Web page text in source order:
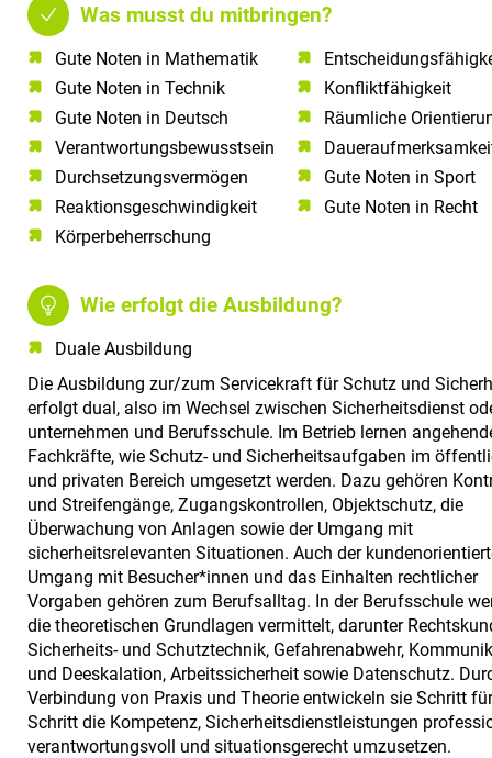
Was musst du mitbringen?
Gute Noten in Mathematik​
Gute Noten in Technik​
Gute Noten in Deutsch​
Verantwortungsbewusstsein​
Durchsetzungsvermögen
Reaktionsgeschwindigkeit
Körperbeherrschung
Konfliktfähigkeit
Räumliche
Gute Noten in Sport
Gute Noten in Recht
Wie erfolgt die Ausbildung?
Duale Ausbildung
Die Ausbildung zur/zum Servicekraft für Schutz und
erfolgt dual, also im Wechsel zwischen Sicherheitsdienst
unternehmen und Berufsschule. Im Betrieb lernen
Fachkräfte, wie Schutz- und Sicherheitsaufgaben im
und privaten Bereich umgesetzt werden. Dazu gehören
und Streifengänge, Zugangskontrollen, Objektschutz, die
Überwachung von Anlagen sowie der Umgang mit
sicherheitsrelevanten Situationen. Auch der
Umgang mit Besucher*innen und das Einhalten rechtlicher
Vorgaben gehören zum Berufsalltag. In der Berufsschule
die theoretischen Grundlagen vermittelt, darunter
Sicherheits- und Schutztechnik, Gefahrenabwehr,
und Deeskalation, Arbeitssicherheit sowie Datenschutz.
Verbindung von Praxis und Theorie entwickeln sie Schritt für
Schritt die Kompetenz, Sicherheitsdienstleistungen
verantwortungsvoll und situationsgerecht umzusetzen.